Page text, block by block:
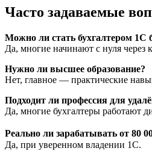
Часто задаваемые
Можно ли стать бухгалтером 1С
Да, многие начинают с нуля через
Нужно ли высшее образование?
Нет, главное — практические
Подходит ли профессия для
Да, многие бухгалтеры работают
Реально ли зарабатывать от 80
Да, при уверенном владении 1С.